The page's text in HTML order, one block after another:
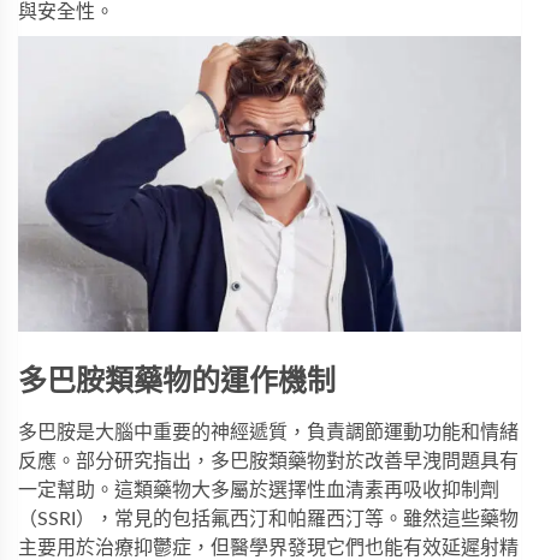
與安全性。
多巴胺類藥物的運作機制
多巴胺是大腦中重要的神經遞質，負責調節運動功能和情緒
反應。部分研究指出，多巴胺類藥物對於改善早洩問題具有
一定幫助。這類藥物大多屬於選擇性血清素再吸收抑制劑
（SSRI），常見的包括氟西汀和帕羅西汀等。雖然這些藥物
主要用於治療抑鬱症，但醫學界發現它們也能有效延遲射精